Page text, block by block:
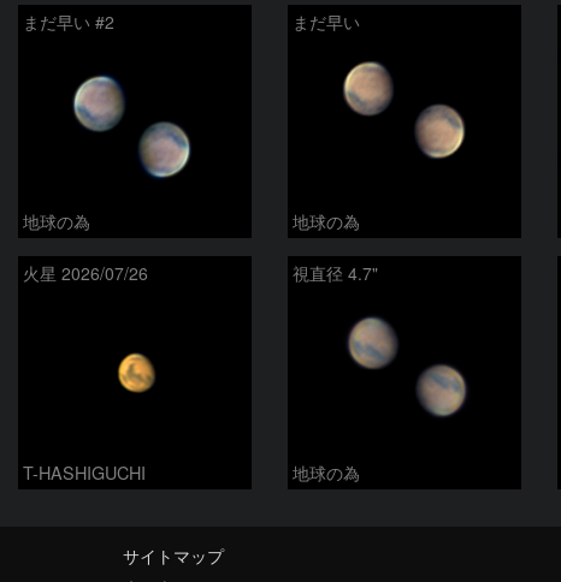
まだ早い #2
地球の為
まだ早い
地球の為
火星 2026/07/26
T-HASHIGUCHI
視直径 4.7"
地球の為
サイトマップ